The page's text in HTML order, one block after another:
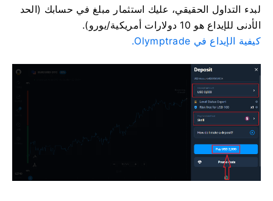
لبدء التداول الحقيقي، عليك استثمار مبلغ في حسابك (الحد
الأدنى للإيداع هو 10 دولارات أمريكية/يورو).
كيفية الإيداع في Olymptrade.